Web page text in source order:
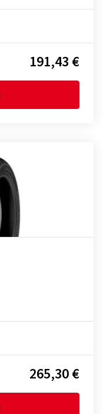
191,43 €
265,30 €